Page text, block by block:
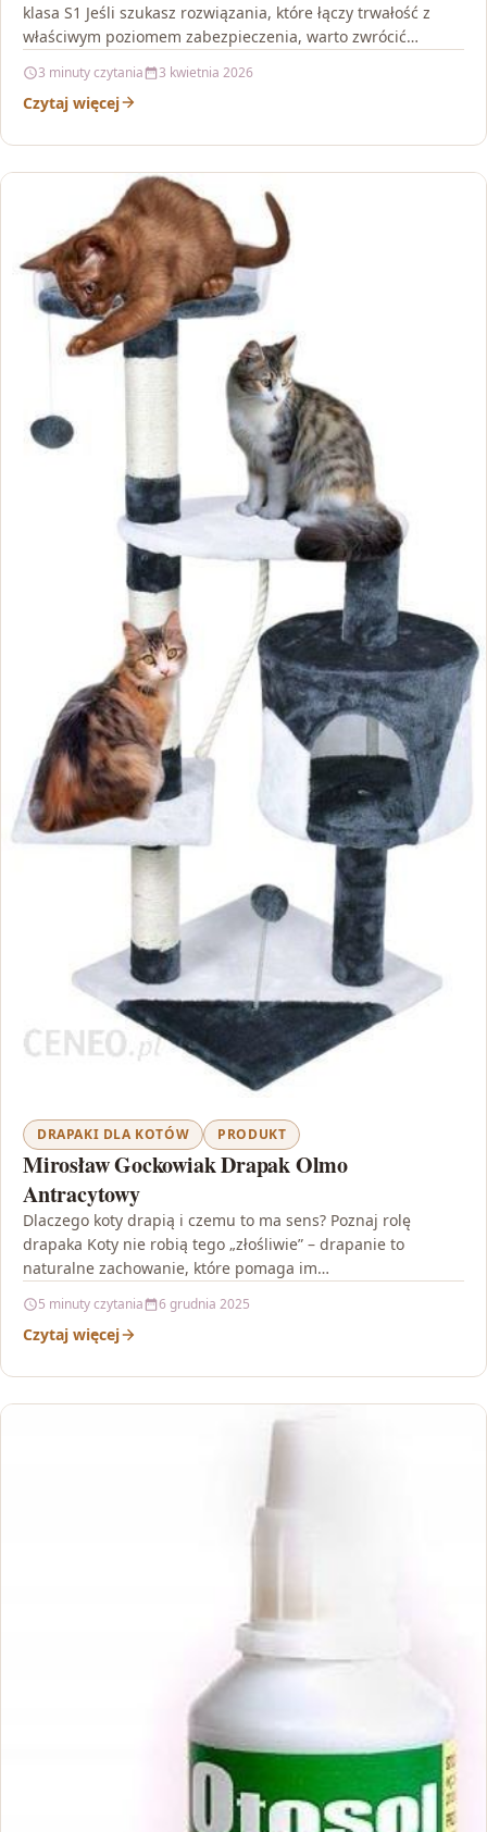
klasa S1 Jeśli szukasz rozwiązania, które łączy trwałość z
właściwym poziomem zabezpieczenia, warto zwrócić…
3 minuty czytania 3 kwietnia 2026
Czytaj więcej
DRAPAKI DLA KOTÓW PRODUKT
Mirosław Gockowiak Drapak Olmo
Antracytowy
Dlaczego koty drapią i czemu to ma sens? Poznaj rolę
drapaka Koty nie robią tego „złośliwie” – drapanie to
naturalne zachowanie, które pomaga im…
5 minuty czytania 6 grudnia 2025
Czytaj więcej